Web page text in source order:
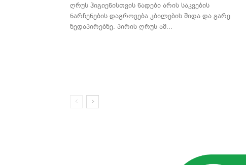
ღრუს ჰიგიენისთვის ნადები არის საკვების
ნარჩენების დაგროვება კბილების შიდა და გარე
ზედაპირებზე. პირის ღრუს ამ...